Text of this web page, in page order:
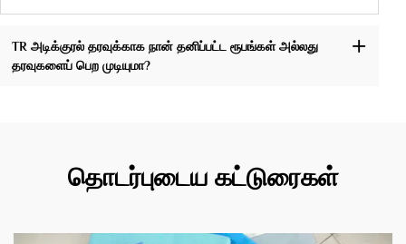
TR அடிக்குரல் தரவுக்காக நான் தனிப்பட்ட ரூபங்கள் அல்லது
தரவுகளைப் பெற முடியுமா?
தொடர்புடைய கட்டுரைகள்